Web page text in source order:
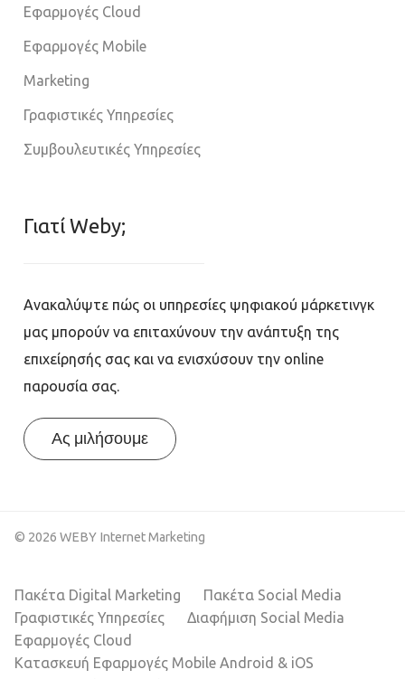
Εφαρμογές Cloud
Εφαρμογές Mobile
Marketing
Γραφιστικές Υπηρεσίες
Συμβουλευτικές Υπηρεσίες
Γιατί Weby;
Ανακαλύψτε πώς οι υπηρεσίες ψηφιακού μάρκετινγκ
μας μπορούν να επιταχύνουν την ανάπτυξη της
επιχείρησής σας και να ενισχύσουν την online
παρουσία σας.
Ας μιλήσουμε
© 2026 WEBY Internet Marketing
Πακέτα Digital Marketing
Πακέτα Social Media
Γραφιστικές Υπηρεσίες
Διαφήμιση Social Media
Εφαρμογές Cloud
Κατασκευή Εφαρμογές Mobile Android & iOS